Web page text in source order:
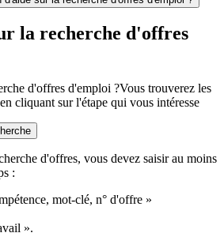
la recherche d'offres
d'offres d'emploi ?Vous trouverez les
cliquant sur l'étape qui vous intéresse
d'offres, vous devez saisir au moins
:
mot-clé, n° d'offre »
».